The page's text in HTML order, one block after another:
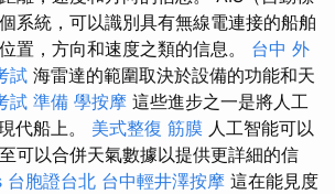
系統，可以識別具有無線電連接的船舶
置，方向和速度之類的信息。 台中 外
試 海雷達的範圍取決於設備的功能和天
試 準備 學按摩 這些進步之一是將人工
代船上。 美式整復 筋膜 人工智能可以
可以合併天氣數據以提供更詳細的信
台胞證台北 台中輕井澤按摩 這在能見度